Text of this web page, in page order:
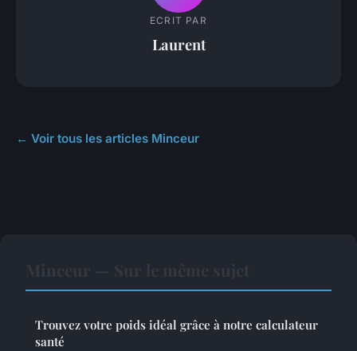
ECRIT PAR
Laurent
← Voir tous les articles Minceur
Trouvez votre poids idéal grâce à notre calculateur
santé